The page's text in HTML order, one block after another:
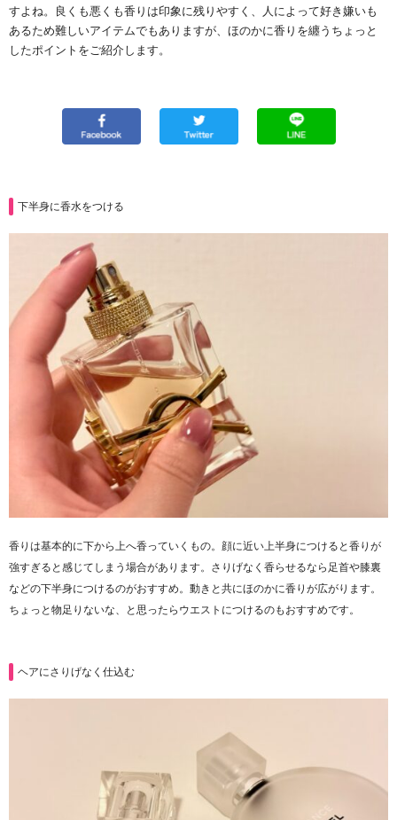
すよね。良くも悪くも香りは印象に残りやすく、人によって好き嫌いも
あるため難しいアイテムでもありますが、ほのかに香りを纏うちょっと
したポイントをご紹介します。
下半身に香水をつける
香りは基本的に下から上へ香っていくもの。顔に近い上半身につけると香りが
強すぎると感じてしまう場合があります。さりげなく香らせるなら足首や膝裏
などの下半身につけるのがおすすめ。動きと共にほのかに香りが広がります。
ちょっと物足りないな、と思ったらウエストにつけるのもおすすめです。
ヘアにさりげなく仕込む